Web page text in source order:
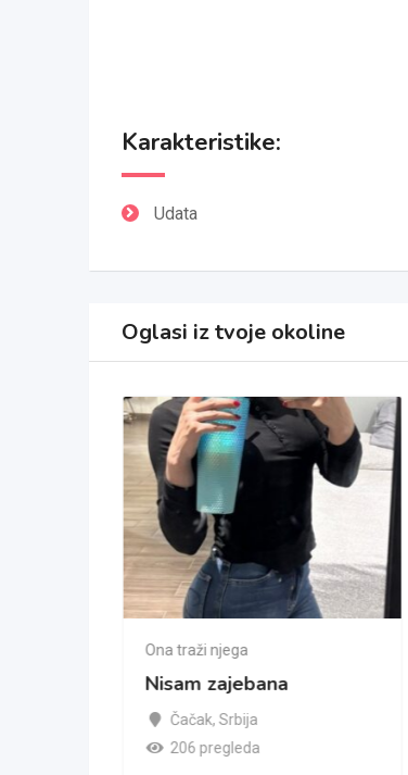
Karakteristike:
Udata
Oglasi iz tvoje okoline
Ona traži njega
Nisam zajebana
Čačak, Srbija
206 pregleda